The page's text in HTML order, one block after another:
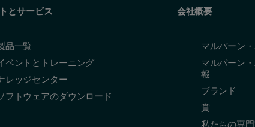
とサービス
品一覧
ベントとトレーニング
レッジセンター
フトウェアのダウンロード
会社概要
マルバーン
マルバーン
報
ブランド
賞
私たちの専